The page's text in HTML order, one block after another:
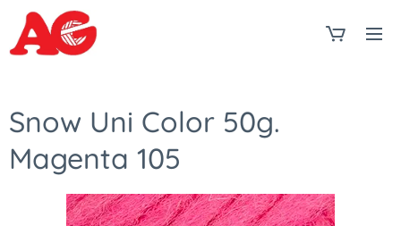
Snow Uni Color 50g.
Magenta 105